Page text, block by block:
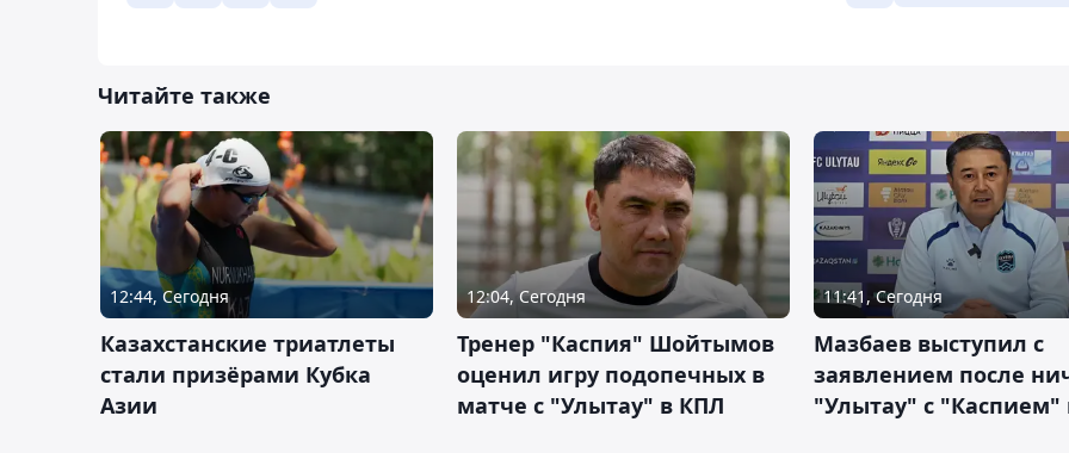
Читайте также
12:44, Сегодня
Казахстанские триатлеты
стали призёрами Кубка
Азии
12:04, Сегодня
Тренер "Каспия" Шойтымов
оценил игру подопечных в
матче с "Улытау" в КПЛ
11:41, Сегодня
Мазбаев выступил с
заявлением после
"Улытау" с "Каспием"